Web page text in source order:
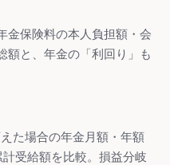
金保険料の本人負担額・会
額と、年金の「利回り」も
た場合の年金月額・年額
受給額を比較。損益分岐